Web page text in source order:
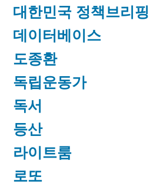
대한민국 정책브리핑
데이터베이스
도종환
독립운동가
독서
등산
라이트룸
로또